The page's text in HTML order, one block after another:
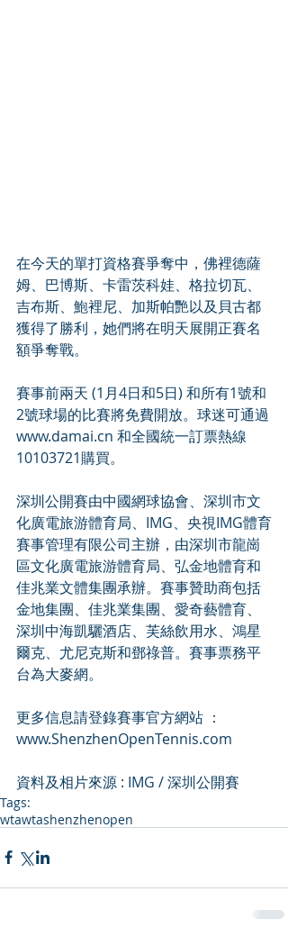
在今天的單打資格賽爭奪中，佛裡德薩
姆、巴博斯、卡雷茨科娃、格拉切瓦、
吉布斯、鮑裡尼、加斯帕艷以及貝古都
獲得了勝利，她們將在明天展開正賽名
額爭奪戰。
賽事前兩天 (1月4日和5日) 和所有1號和
2號球場的比賽將免費開放。球迷可通過
www.damai.cn 和全國統一訂票熱線
10103721購買。
深圳公開賽由中國網球協會、深圳市文
化廣電旅游體育局、IMG、央視IMG體育
賽事管理有限公司主辦，由深圳市龍崗
區文化廣電旅游體育局、弘金地體育和
佳兆業文體集團承辦。賽事贊助商包括
金地集團、佳兆業集團、愛奇藝體育、
深圳中海凱驪酒店、芙絲飲用水、鴻星
爾克、尤尼克斯和鄧祿普。賽事票務平
台為大麥網。
更多信息請登錄賽事官方網站 ：
www.ShenzhenOpenTennis.com
資料及相片來源 : IMG / 深圳公開賽
Tags:
wtawtashenzhenopen